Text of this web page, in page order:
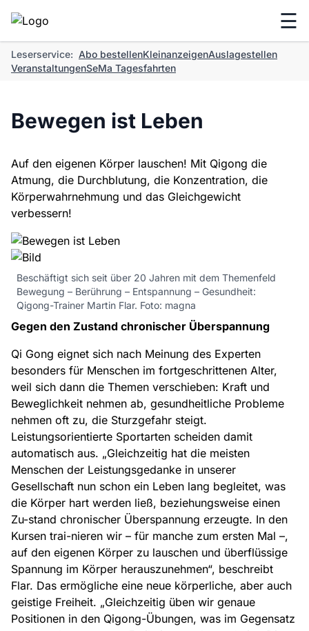
☰
Leserservice: Abo bestellenKleinanzeigenAuslagestellen
VeranstaltungenSeMa Tagesfahrten
Bewegen ist Leben
Auf den eigenen Körper lauschen! Mit Qigong die
Atmung, die Durchblutung, die Konzentration, die
Körperwahrnehmung und das Gleichgewicht
verbessern!
Beschäftigt sich seit über 20 Jahren mit dem Themenfeld
Bewegung – Berührung – Entspannung – Gesundheit:
Qigong-Trainer Martin Flar. Foto: magna
Gegen den Zustand chronischer Überspannung
Qi Gong eignet sich nach Meinung des Experten
besonders für Menschen im fortgeschrittenen Alter,
weil sich dann die Themen verschieben: Kraft und
Beweglichkeit nehmen ab, gesundheitliche Probleme
nehmen oft zu, die Sturzgefahr steigt.
Leistungsorientierte Sportarten scheiden damit
automatisch aus. „Gleichzeitig hat die meisten
Menschen der Leistungsgedanke in unserer
Gesellschaft nun schon ein Leben lang begleitet, was
die Körper hart werden ließ, beziehungsweise einen
Zu-stand chronischer Überspannung erzeugte. In den
Kursen trai-nieren wir – für manche zum ersten Mal –,
auf den eigenen Körper zu lauschen und überflüssige
Spannung im Körper herauszunehmen“, beschreibt
Flar. Das ermögliche eine neue körperliche, aber auch
geistige Freiheit. „Gleichzeitig üben wir genaue
Positionen in den Qigong-Übungen, was im Gegensatz